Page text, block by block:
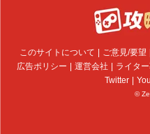
このサイトについて ご意見/要望
広告ポリシー
運営会社 ライタ
Twitter
©